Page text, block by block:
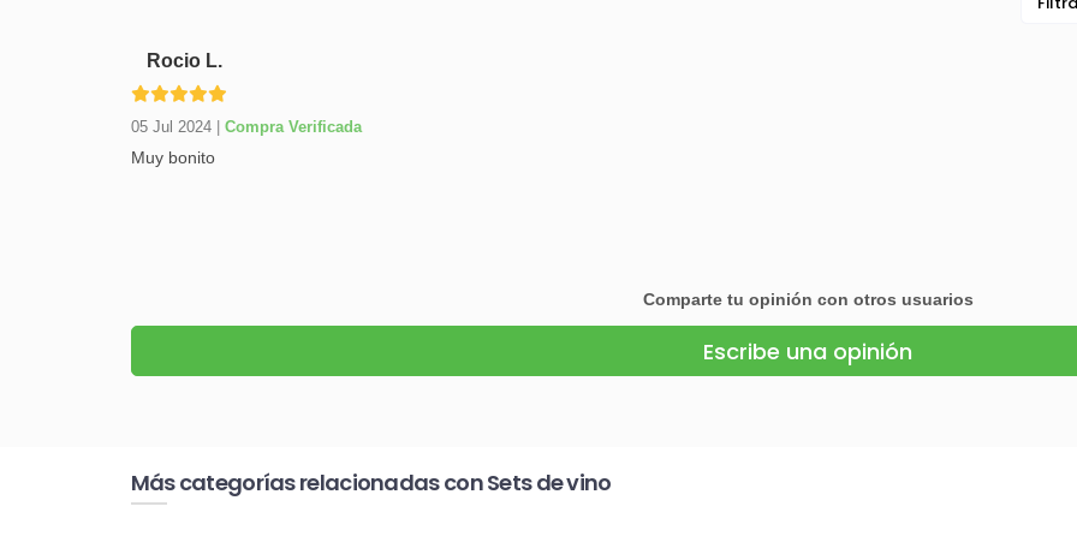
Rocio L.
05 Jul 2024| Compra Verificada
Muy bonito
Comparte tu opinión con otros usuarios
Escribe una opinión
Más categorías relacionadas con Sets de vino